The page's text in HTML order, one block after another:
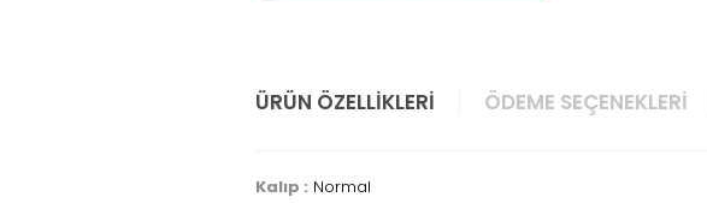
ÜRÜN ÖZELLIKLERI ÖDEME SEÇENEKLERI
Kalıp : Normal